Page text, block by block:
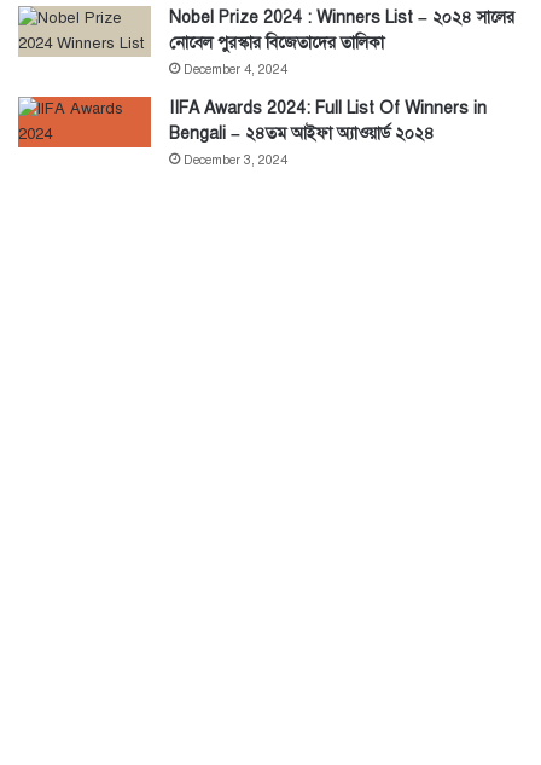
Nobel Prize 2024 : Winners List – ২০২৪ সালের
নোবেল পুরস্কার বিজেতাদের তালিকা
December 4, 2024
IIFA Awards 2024: Full List Of Winners in
Bengali – ২৪তম আইফা অ্যাওয়ার্ড ২০২৪
December 3, 2024